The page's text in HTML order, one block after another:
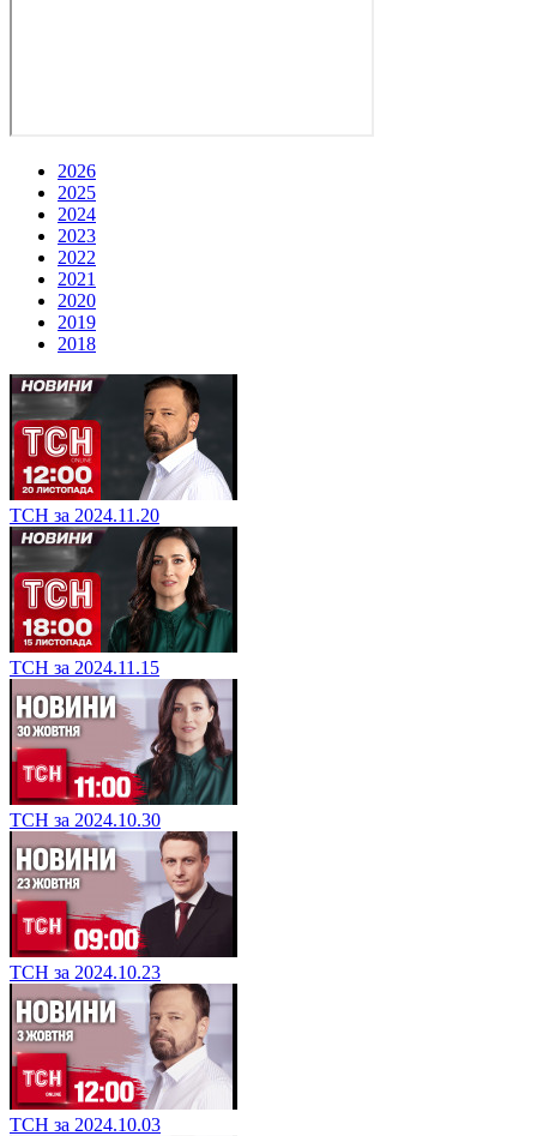
2026
2025
2024
2023
2022
2021
2020
2019
2018
ТСН за 2024.11.20
ТСН за 2024.11.15
ТСН за 2024.10.30
ТСН за 2024.10.23
ТСН за 2024.10.03